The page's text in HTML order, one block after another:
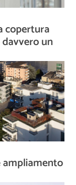
copertura
un